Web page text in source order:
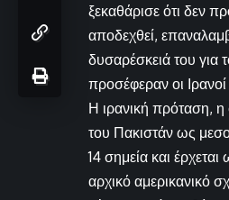
ξεκαθάρισε ότι δεν
αποδεχθεί,
δυσαρέσκειά του για
προσέφεραν οι
Η ιρανική πρόταση,
του Πακιστάν ως
14 σημεία και
αρχικό αμερικανικό